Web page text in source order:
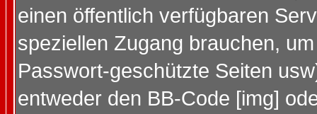
einen öffentlich verfügbaren
speziellen Zugang brauchen,
Passwort-geschützte Seiten
entweder den BB-Code [img]